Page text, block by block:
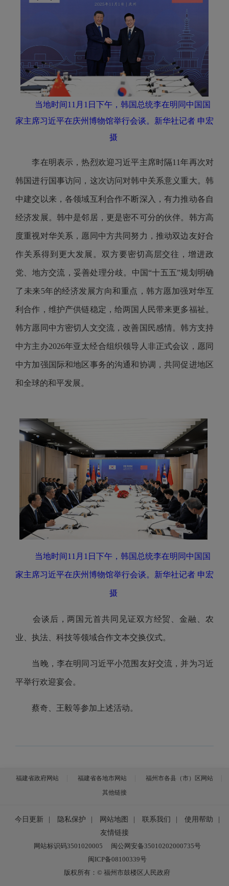
当地时间11月1日下午，韩国总统李在明同中国国
家主席习近平在庆州博物馆举行会谈。新华社记者 申宏
摄
李在明表示，热烈欢迎习近平主席时隔11年再次对
韩国进行国事访问，这次访问对韩中关系意义重大。韩
中建交以来，各领域互利合作不断深入，有力推动各自
经济发展。韩中是邻居，更是密不可分的伙伴。韩方高
度重视对华关系，愿同中方共同努力，推动双边友好合
作关系得到更大发展。双方要密切高层交往，增进政
党、地方交流，妥善处理分歧。中国“十五五”规划明确
了未来5年的经济发展方向和重点，韩方愿加强对华互
利合作，维护产供链稳定，给两国人民带来更多福祉。
韩方愿同中方密切人文交流，改善国民感情。韩方支持
中方主办2026年亚太经合组织领导人非正式会议，愿同
中方加强国际和地区事务的沟通和协调，共同促进地区
和全球的和平发展。
当地时间11月1日下午，韩国总统李在明同中国国
家主席习近平在庆州博物馆举行会谈。新华社记者 申宏
摄
会谈后，两国元首共同见证双方经贸、金融、农
业、执法、科技等领域合作文本交换仪式。
当晚，李在明同习近平小范围友好交流，并为习近
平举行欢迎宴会。
蔡奇、王毅等参加上述活动。
福建省政府网站 福建省各地市网站
福州市各县（市）区网站
其他链接
今日更新 隐私保护 网站地图 联系我们 使用帮助
友情链接
网站标识码3501020005
闽公网安备35010202000735号
闽ICP备08100339号
版权所有：© 福州市鼓楼区人民政府